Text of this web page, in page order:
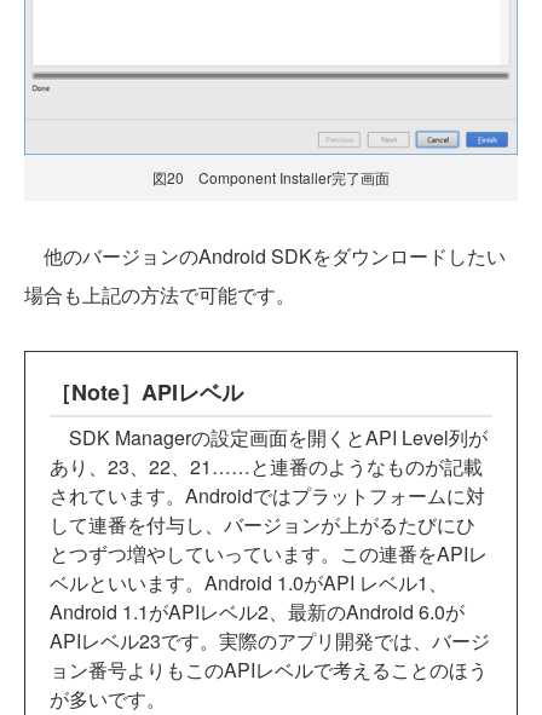
図20 Component Installer完了画面
他のバージョンのAndroid SDKをダウンロードしたい
場合も上記の方法で可能です。
［Note］APIレベル
SDK Managerの設定画面を開くとAPI Level列が
あり、23、22、21……と連番のようなものが記載
されています。Androidではプラットフォームに対
して連番を付与し、バージョンが上がるたびにひ
とつずつ増やしていっています。この連番をAPIレ
ベルといいます。Android 1.0がAPI レベル1、
Android 1.1がAPIレベル2、最新のAndroid 6.0が
APIレベル23です。実際のアプリ開発では、バージ
ョン番号よりもこのAPIレベルで考えることのほう
が多いです。